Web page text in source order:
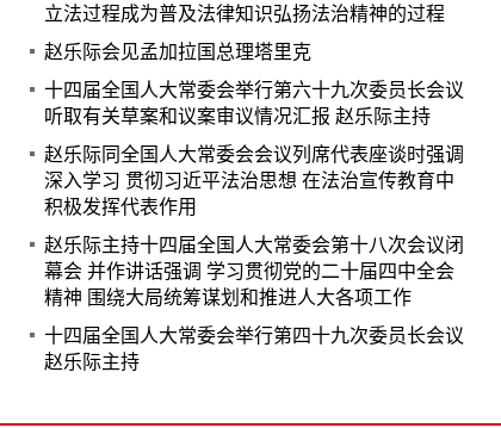
立法过程成为普及法律知识弘扬法治精神的过程
赵乐际会见孟加拉国总理塔里克
十四届全国人大常委会举行第六十九次委员长会议
听取有关草案和议案审议情况汇报 赵乐际主持
赵乐际同全国人大常委会会议列席代表座谈时强调
深入学习 贯彻习近平法治思想 在法治宣传教育中
积极发挥代表作用
赵乐际主持十四届全国人大常委会第十八次会议闭
幕会 并作讲话强调 学习贯彻党的二十届四中全会
精神 围绕大局统筹谋划和推进人大各项工作
十四届全国人大常委会举行第四十九次委员长会议
赵乐际主持